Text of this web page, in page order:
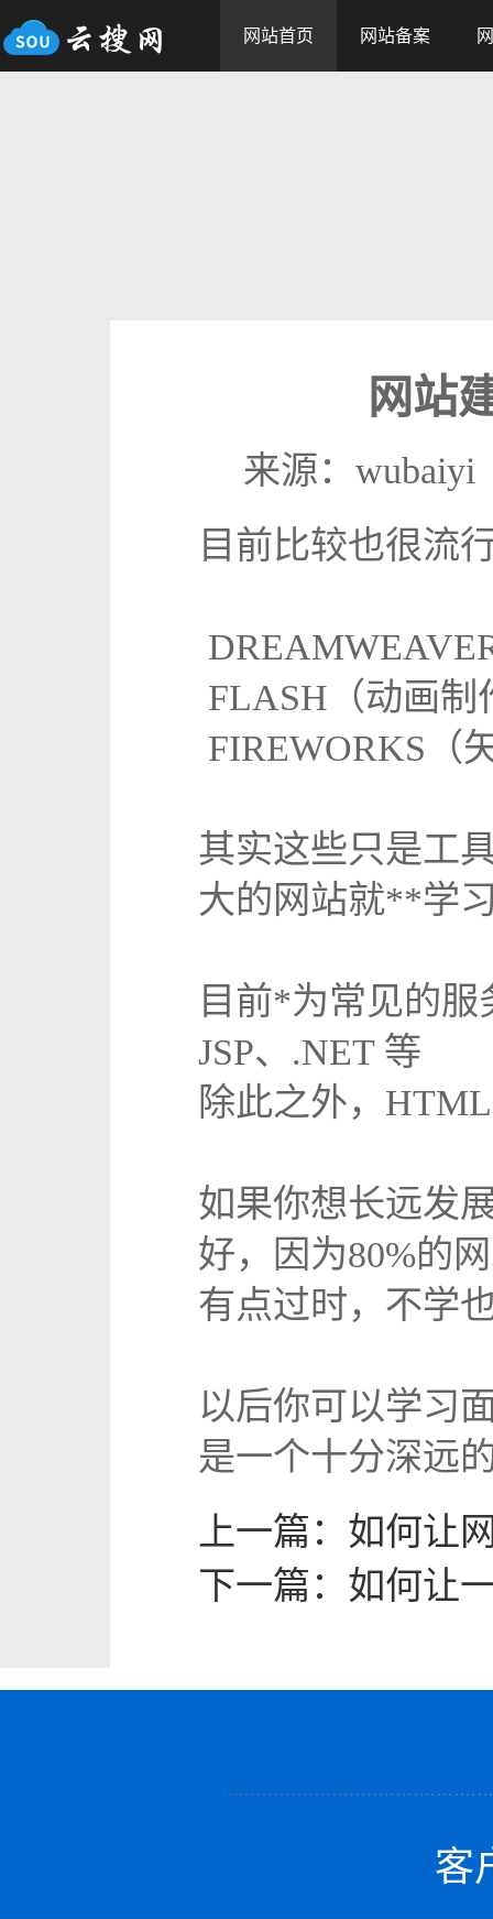
网站首页 网站备案
网站
来源：
目前比较也很流
FLASH（动画制
FIREWORKS（
其实这些只是工
大的网站就**学
目前*为常见的服
JSP、.NET 等
除此之外，
如果你想长远发
好，因为80%的
有点过时，不学
以后你可以学习
是一个十分深远
上一篇： 如何让
下一篇： 如何让
客